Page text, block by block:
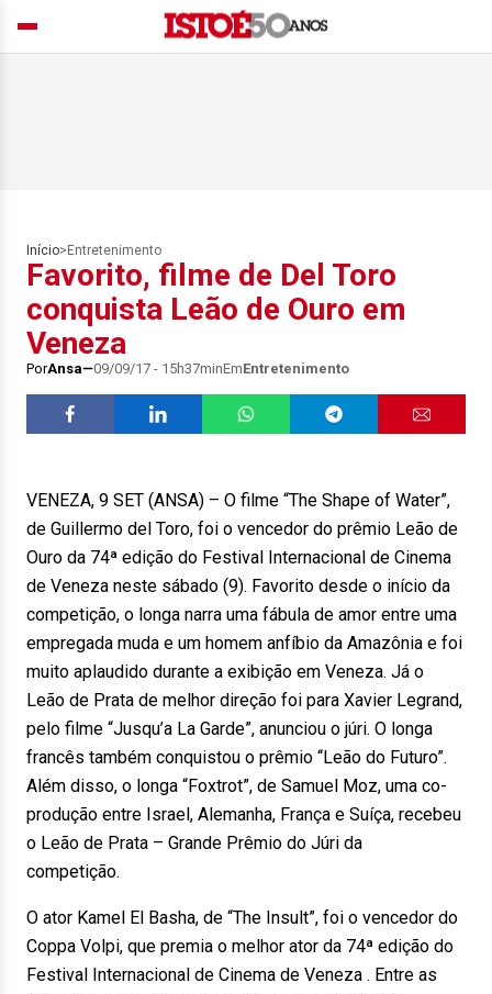
Início> Entretenimento
Favorito, filme de Del Toro
conquista Leão de Ouro em
Veneza
PorAnsa 09/09/17 - 15h37minEmEntretenimento
VENEZA, 9 SET (ANSA) – O filme “The Shape of Water”,
de Guillermo del Toro, foi o vencedor do prêmio Leão de
Ouro da 74ª edição do Festival Internacional de Cinema
de Veneza neste sábado (9). Favorito desde o início da
competição, o longa narra uma fábula de amor entre uma
empregada muda e um homem anfíbio da Amazônia e foi
muito aplaudido durante a exibição em Veneza. Já o
Leão de Prata de melhor direção foi para Xavier Legrand,
pelo filme “Jusqu’a La Garde”, anunciou o júri. O longa
francês também conquistou o prêmio “Leão do Futuro”.
Além disso, o longa “Foxtrot”, de Samuel Moz, uma co-
produção entre Israel, Alemanha, França e Suíça, recebeu
o Leão de Prata – Grande Prêmio do Júri da
competição.
O ator Kamel El Basha, de “The Insult”, foi o vencedor do
Coppa Volpi, que premia o melhor ator da 74ª edição do
Festival Internacional de Cinema de Veneza . Entre as